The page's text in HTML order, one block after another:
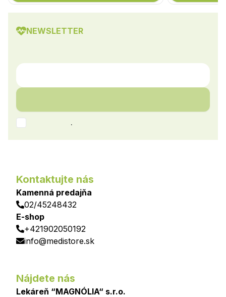
NEWSLETTER
.
Kontaktujte nás
Kamenná predajňa
02/45248432
E-shop
+421902050192
info@medistore.sk
Nájdete nás
Lekáreň “MAGNÓLIA“ s.r.o.